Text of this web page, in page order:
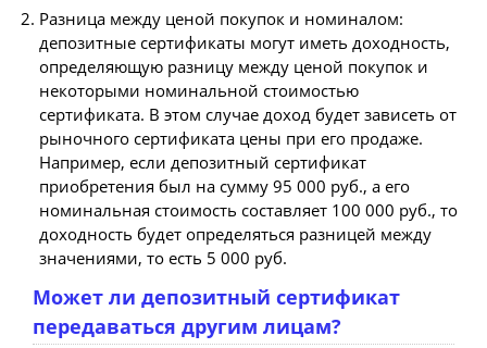
Разница между ценой покупок и номиналом:
депозитные сертификаты могут иметь доходность,
определяющую разницу между ценой покупок и
некоторыми номинальной стоимостью
сертификата. В этом случае доход будет зависеть от
рыночного сертификата цены при его продаже.
Например, если депозитный сертификат
приобретения был на сумму 95 000 руб., а его
номинальная стоимость составляет 100 000 руб., то
доходность будет определяться разницей между
значениями, то есть 5 000 руб.
Может ли депозитный сертификат
передаваться другим лицам?